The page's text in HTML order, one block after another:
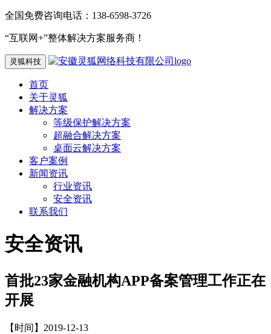
全国免费咨询电话：138-6598-3726
“互联网+”整体解决方案服务商！
灵狐科技
首页
关于灵狐
解决方案
等级保护解决方案
超融合解决方案
桌面云解决方案
客户案例
新闻资讯
行业资讯
安全资讯
联系我们
安全资讯
首批23家金融机构APP备案管理工作正在
开展
【时间】2019-12-13